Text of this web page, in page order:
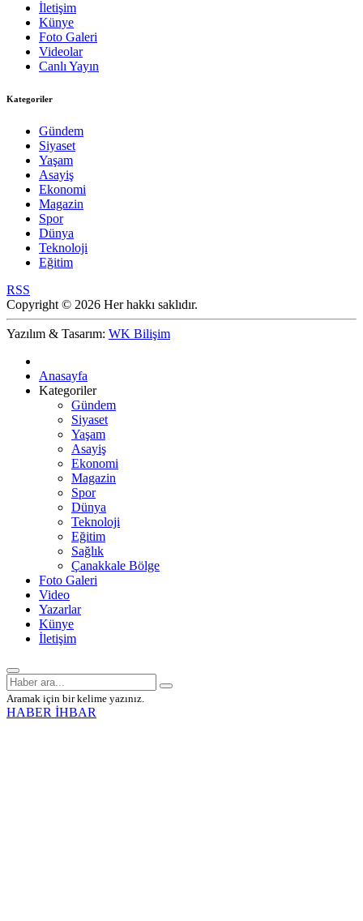
İletişim
Künye
Foto Galeri
Videolar
Canlı Yayın
Kategoriler
Gündem
Siyaset
Yaşam
Asayiş
Ekonomi
Magazin
Spor
Dünya
Teknoloji
Eğitim
RSS
Copyright © 2026 Her hakkı saklıdır.
Yazılım & Tasarım: WK Bilişim
Anasayfa
Kategoriler
Gündem
Siyaset
Yaşam
Asayiş
Ekonomi
Magazin
Spor
Dünya
Teknoloji
Eğitim
Sağlık
Çanakkale Bölge
Foto Galeri
Video
Yazarlar
Künye
İletişim
Aramak için bir kelime yazınız.
HABER İHBAR